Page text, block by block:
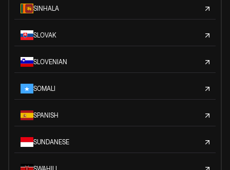
SINHALA
SLOVAK
SLOVENIAN
SOMALI
SPANISH
SUNDANESE